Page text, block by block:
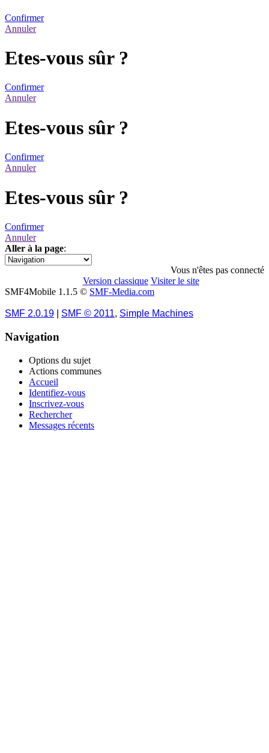
Confirmer
Annuler
Etes-vous sûr ?
Confirmer
Annuler
Etes-vous sûr ?
Confirmer
Annuler
Etes-vous sûr ?
Confirmer
Annuler
Aller à la page:
1
Vous n'êtes pas connecté
Version classique Visiter le site
SMF4Mobile 1.1.5 © SMF-Media.com
SMF 2.0.19 SMF © 2011, Simple Machines
Navigation
Options du sujet
Actions communes
Accueil
Identifiez-vous
Inscrivez-vous
Rechercher
Messages récents